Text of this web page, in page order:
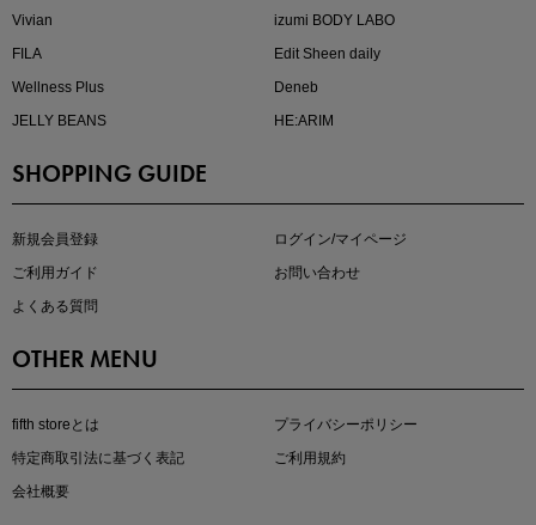
大人の着映えアイテム5選
マストバイアイテム
Vivian
izumi BODY LABO
FILA
Edit Sheen daily
Wellness Plus
Deneb
JELLY BEANS
HE:ARIM
SHOPPING GUIDE
新規会員登録
ログイン/マイページ
ご利用ガイド
お問い合わせ
よくある質問
OTHER MENU
fifth storeとは
プライバシーポリシー
特定商取引法に基づく表記
ご利用規約
会社概要